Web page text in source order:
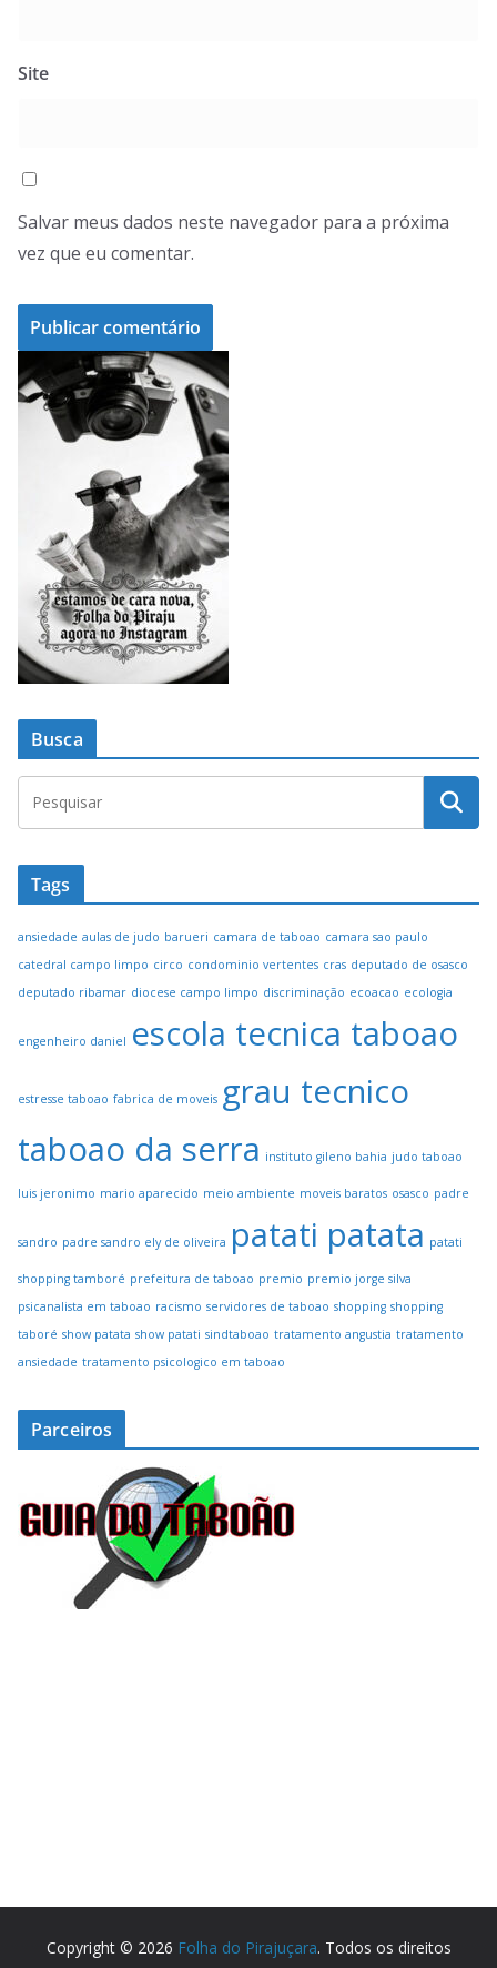
Site
Salvar meus dados neste navegador para a próxima
vez que eu comentar.
Busca
Tags
ansiedade aulas de judo barueri camara de taboao camara sao paulo
catedral campo limpo circo condominio vertentes cras deputado de osasco
deputado ribamar diocese campo limpo discriminação ecoacao ecologia
engenheiro daniel escola tecnica taboao
estresse taboao fabrica de moveis grau tecnico
taboao da serra instituto gileno bahia judo taboao
luis jeronimo mario aparecido meio ambiente moveis baratos osasco padre
sandro padre sandro ely de oliveira patati patata patati
shopping tamboré prefeitura de taboao premio premio jorge silva
psicanalista em taboao racismo servidores de taboao shopping shopping
taboré show patata show patati sindtaboao tratamento angustia tratamento
ansiedade tratamento psicologico em taboao
Parceiros
Copyright © 2026 Folha do Pirajuçara. Todos os direitos